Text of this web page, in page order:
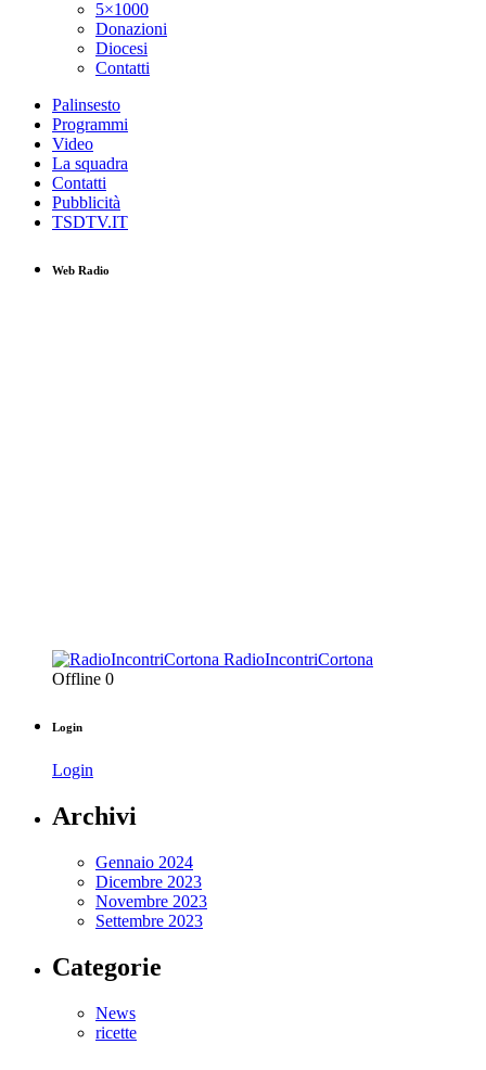
5×1000
Donazioni
Diocesi
Contatti
Palinsesto
Programmi
Video
La squadra
Contatti
Pubblicità
TSDTV.IT
Web Radio
RadioIncontriCortona
Offline 0
Login
Login
Archivi
Gennaio 2024
Dicembre 2023
Novembre 2023
Settembre 2023
Categorie
News
ricette